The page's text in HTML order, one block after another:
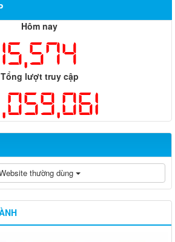
Hôm nay
15,574
Tổng lượt truy cập
thường dùng